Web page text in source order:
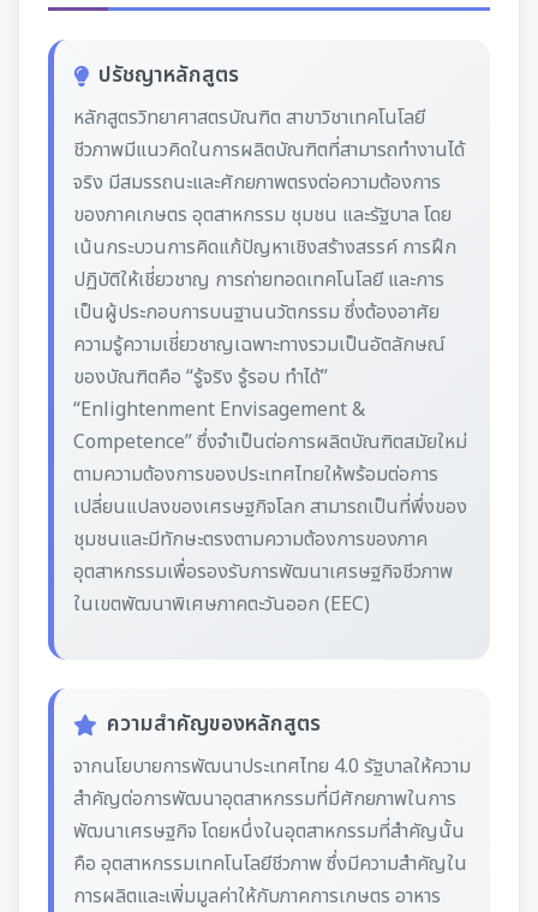
ปรัชญาหลักสูตร
หลักสูตรวิทยาศาสตรบัณฑิต สาขาวิชาเทคโนโลยี
ชีวภาพมีแนวคิดในการผลิตบัณฑิตที่สามารถทํางานได้
จริง มีสมรรถนะและศักยภาพตรงต่อความต้องการ
ของภาคเกษตร อุตสาหกรรม ชุมชน และรัฐบาล โดย
เน้นกระบวนการคิดแก้ปัญหาเชิงสร้างสรรค์ การฝึก
ปฏิบัติให้เชี่ยวชาญ การถ่ายทอดเทคโนโลยี และการ
เป็นผู้ประกอบการบนฐานนวัตกรรม ซึ่งต้องอาศัย
ความรู้ความเชี่ยวชาญเฉพาะทางรวมเป็นอัตลักษณ์
ของบัณฑิตคือ “รู้จริง รู้รอบ ทําได้”
“Enlightenment Envisagement &
Competence” ซึ่งจําเป็นต่อการผลิตบัณฑิตสมัยใหม่
ตามความต้องการของประเทศไทยให้พร้อมต่อการ
เปลี่ยนแปลงของเศรษฐกิจโลก สามารถเป็นที่พึ่งของ
ชุมชนและมีทักษะตรงตามความต้องการของภาค
อุตสาหกรรมเพื่อรองรับการพัฒนาเศรษฐกิจชีวภาพ
ในเขตพัฒนาพิเศษภาคตะวันออก (EEC)
ความสำคัญของหลักสูตร
จากนโยบายการพัฒนาประเทศไทย 4.0 รัฐบาลให้ความ
สําคัญต่อการพัฒนาอุตสาหกรรมที่มีศักยภาพในการ
พัฒนาเศรษฐกิจ โดยหนึ่งในอุตสาหกรรมที่สําคัญนั้น
คือ อุตสาหกรรมเทคโนโลยีชีวภาพ ซึ่งมีความสําคัญใน
การผลิตและเพิ่มมูลค่าให้กับภาคการเกษตร อาหาร